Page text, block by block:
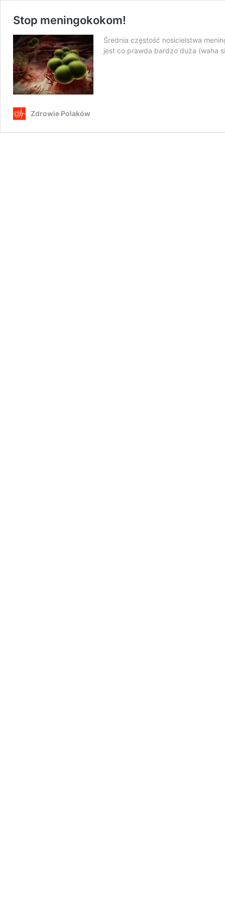
Stop meningokokom!
Średnia częstość nosicielstwa
jest co prawda bardzo duża (waha
Zdrowie Polaków